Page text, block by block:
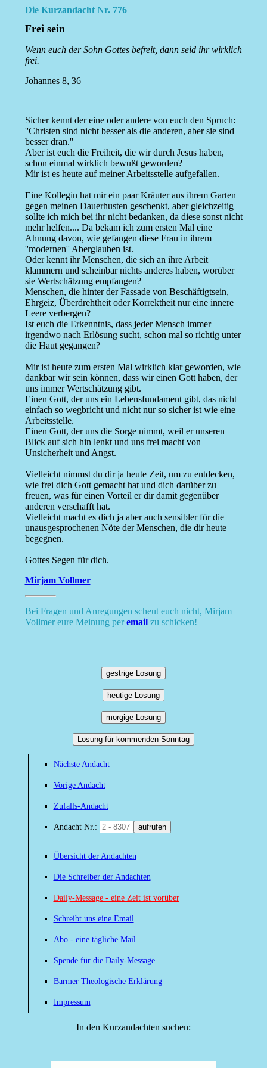
Die Kurzandacht Nr. 776
Frei sein
Wenn euch der Sohn Gottes befreit, dann seid ihr wirklich
frei.
Johannes 8, 36
Sicher kennt der eine oder andere von euch den Spruch:
''Christen sind nicht besser als die anderen, aber sie sind
besser dran.''
Aber ist euch die Freiheit, die wir durch Jesus haben,
schon einmal wirklich bewußt geworden?
Mir ist es heute auf meiner Arbeitsstelle aufgefallen.
Eine Kollegin hat mir ein paar Kräuter aus ihrem Garten
gegen meinen Dauerhusten geschenkt, aber gleichzeitig
sollte ich mich bei ihr nicht bedanken, da diese sonst nicht
mehr helfen.... Da bekam ich zum ersten Mal eine
Ahnung davon, wie gefangen diese Frau in ihrem
''modernen'' Aberglauben ist.
Oder kennt ihr Menschen, die sich an ihre Arbeit
klammern und scheinbar nichts anderes haben, worüber
sie Wertschätzung empfangen?
Menschen, die hinter der Fassade von Beschäftigtsein,
Ehrgeiz, Überdrehtheit oder Korrektheit nur eine innere
Leere verbergen?
Ist euch die Erkenntnis, dass jeder Mensch immer
irgendwo nach Erlösung sucht, schon mal so richtig unter
die Haut gegangen?
Mir ist heute zum ersten Mal wirklich klar geworden, wie
dankbar wir sein können, dass wir einen Gott haben, der
uns immer Wertschätzung gibt.
Einen Gott, der uns ein Lebensfundament gibt, das nicht
einfach so wegbricht und nicht nur so sicher ist wie eine
Arbeitsstelle.
Einen Gott, der uns die Sorge nimmt, weil er unseren
Blick auf sich hin lenkt und uns frei macht von
Unsicherheit und Angst.
Vielleicht nimmst du dir ja heute Zeit, um zu entdecken,
wie frei dich Gott gemacht hat und dich darüber zu
freuen, was für einen Vorteil er dir damit gegenüber
anderen verschafft hat.
Vielleicht macht es dich ja aber auch sensibler für die
unausgesprochenen Nöte der Menschen, die dir heute
begegnen.
Gottes Segen für dich.
Mirjam Vollmer
Bei Fragen und Anregungen scheut euch nicht, Mirjam
Vollmer eure Meinung peremailzu schicken!
gestrige Losung
heutige Losung
morgige Losung
Losung für kommenden Sonntag
Nächste Andacht
Vorige Andacht
Zufalls-Andacht
Andacht Nr.: aufrufen
Übersicht der Andachten
Die Schreiber der Andachten
Daily-Message - eine Zeit ist vorüber
Schreibt uns eine Email
Abo - eine tägliche Mail
Spende für die Daily-Message
Barmer Theologische Erklärung
Impressum
In den Kurzandachten suchen: